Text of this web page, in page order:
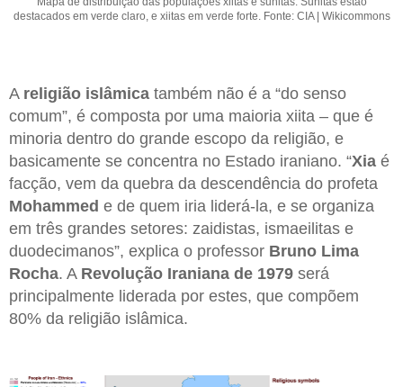
destacados em verde claro, e xiitas em verde forte. Fonte: CIA | Wikicommons
A religião islâmica também não é a “do senso
comum”, é composta por uma maioria xiita – que é
minoria dentro do grande escopo da religião, e
basicamente se concentra no Estado iraniano. “Xia é
facção, vem da quebra da descendência do profeta
Mohammed e de quem iria liderá-la, e se organiza
em três grandes setores: zaidistas, ismaeilitas e
duodecimanos”, explica o professor Bruno Lima
Rocha. A Revolução Iraniana de 1979 será
principalmente liderada por estes, que compõem
80% da religião islâmica.